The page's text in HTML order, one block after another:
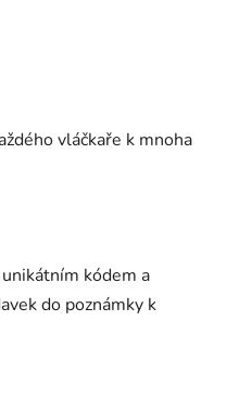
vláčkaře k mnoha
kódem a
do poznámky k